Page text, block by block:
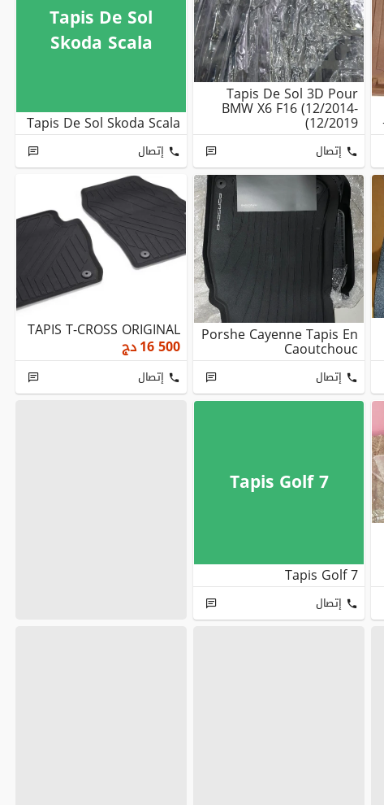
Tapis De Sol 3D Pour
BMW X6 F16 (12/2014-
12/2019)
إتصال
Tapis De Sol
Skoda Scala
Tapis De Sol Skoda Scala
إتصال
Porshe Cayenne Tapis En
Caoutchouc
إتصال
TAPIS T-CROSS ORIGINAL
16 500دج
إتصال
Tapis Golf 7
Tapis Golf 7
إتصال